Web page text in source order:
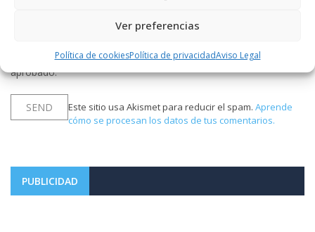
Ver preferencias
Política de cookiesPolítica de privacidadAviso Legal
Notificarme vía correo electrónico cuando el comentario sea
aprobado.
Este sitio usa Akismet para reducir el spam. Aprende
cómo se procesan los datos de tus comentarios.
PUBLICIDAD